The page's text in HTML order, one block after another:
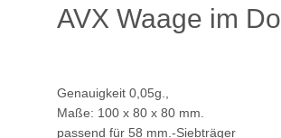
AVX Waage im
Genauigkeit 0,05g.,
Maße: 100 x 80 x 80 mm.
passend für 58 mm.-Siebträger